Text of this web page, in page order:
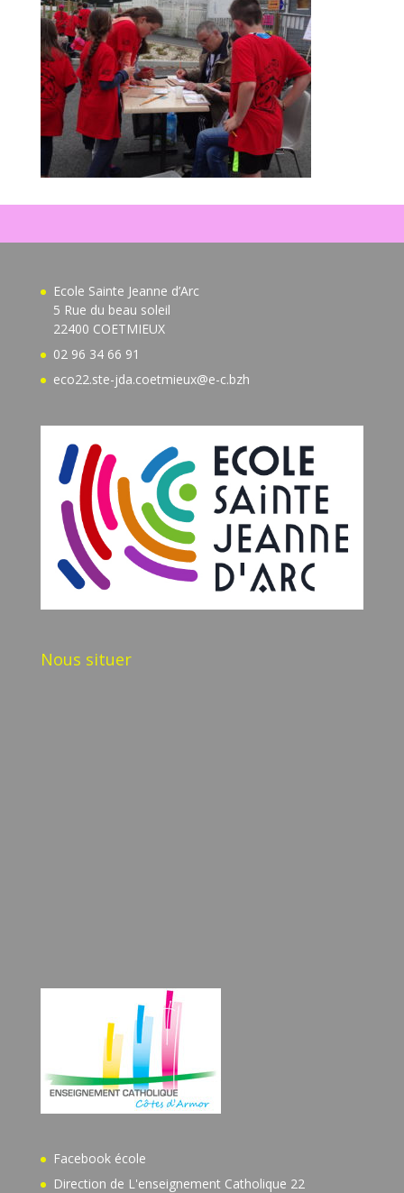
Ecole Sainte Jeanne d’Arc
5 Rue du beau soleil
22400 COETMIEUX
02 96 34 66 91
eco22.ste-jda.coetmieux@e-c.bzh
Nous situer
Facebook école
Direction de L'enseignement Catholique 22